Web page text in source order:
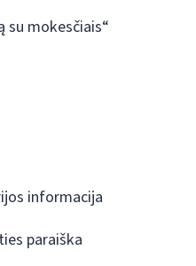
su mokesčiais“
informacija
paraiška